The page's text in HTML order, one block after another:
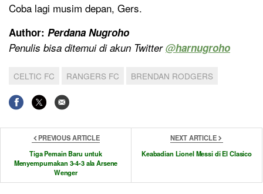
Coba lagi musim depan, Gers.
Author: Perdana Nugroho
Penulis bisa ditemui di akun Twitter@harnugroho
CELTIC FC RANGERS FC BRENDAN RODGERS
PREVIOUS ARTICLE
Tiga Pemain Baru untuk
Menyempurnakan 3-4-3 ala Arsene
Wenger
NEXT ARTICLE
Keabadian Lionel Messi di El Clasico